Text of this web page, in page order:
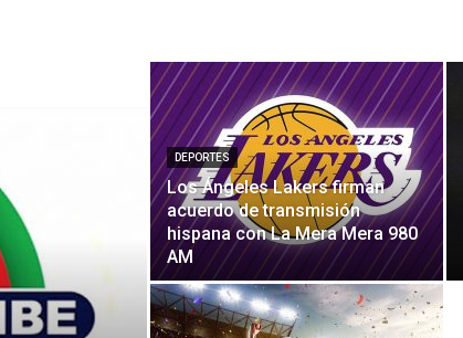
DEPORTES
Los Ángeles Lakers firman
acuerdo de transmisión
hispana con La Mera Mera 980
AM